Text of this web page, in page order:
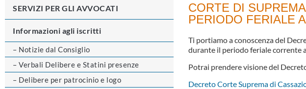
SERVIZI PER GLI AVVOCATI
Informazioni agli iscritti
– Notizie dal Consiglio
– Verbali Delibere e Statini presenze
– Delibere per patrocinio e logo
CORTE DI
PERIODO FERIALE
Ti portiamo a conoscenza del
durante il periodo feriale corrente
Potrai prendere visione del
Decreto Corte Suprema di